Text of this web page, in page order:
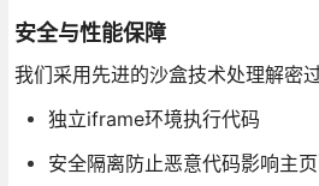
安全与性能保障
我们采用先进的沙盒技术处理解密过
独立iframe环境执行代码
安全隔离防止恶意代码影响主